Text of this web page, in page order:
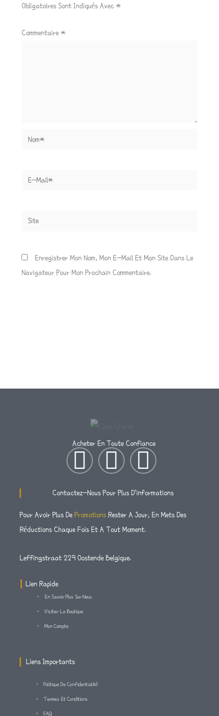
Obligatoires Sont Indiqués Avec *
Commentaire *
Nom*
E-
Site
Enregistrer Mon Nom, Mon E-Mail Et Mon Site Dans Le
Navigateur Pour Mon Prochain Commentaire.
Acheter En Toute Confiance
I
N
S
T
A
R
T
W
I
T
T
F
A
C
E
Contactez-Nous Pour Plus D'informations
Pour Avoir Plus De Promotions Rester A Jour, En Mets Des
Réductions Chaque Fois Et A Tout Moment.
Leffingstraat 229 Oostende Belgique.
Lien Rapide
En Savoir Plus Sur Nous
Visiter La Boutique
Mon Compte
Liens Importants
Politique De Confidentialité
Termes Et Conditions
FAQ